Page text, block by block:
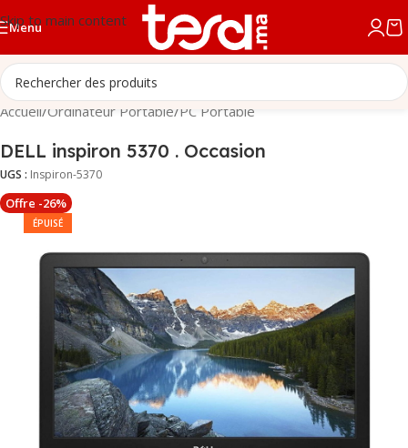
Skip to main content
Menu
Accueil/Ordinateur Portable/PC Portable
DELL inspiron 5370 . Occasion
UGS : Inspiron-5370
Offre -26%
ÉPUISÉ